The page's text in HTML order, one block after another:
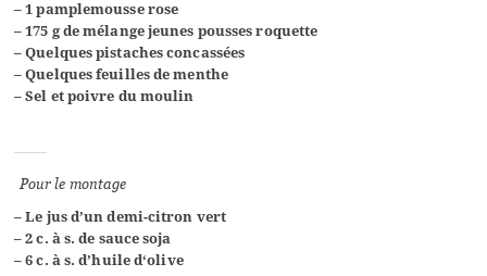
–1 pamplemousse rose
–175 g de mélange jeunes pousses roquette
–Quelques pistaches concassées
–Quelques feuilles de menthe
–Sel et poivre du moulin
Pour le montage
– Le jus d’undemi-citron vert
–2c. à s. de sauce soja
–6 c. à s. d’huile d‘olive